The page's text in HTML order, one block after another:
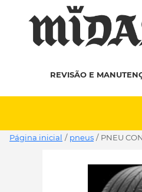
REVISÃO E
Página inicial / pneus / PNEU